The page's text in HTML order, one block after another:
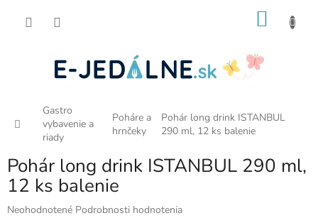
Domov
Gastro
vybavenie a
riady
Poháre a
hrnčeky
Pohár long drink ISTANBUL
290 ml, 12 ks balenie
Pohár long drink ISTANBUL 290 ml,
12 ks balenie
Priemerné
Neohodnotené Podrobnosti hodnotenia